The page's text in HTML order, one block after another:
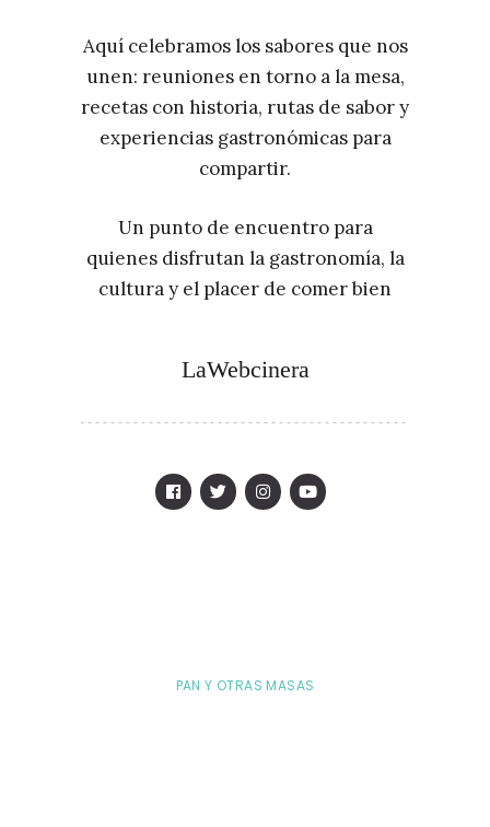
Aquí celebramos los sabores que nos
unen: reuniones en torno a la mesa,
recetas con historia, rutas de sabor y
experiencias gastronómicas para
compartir.
Un punto de encuentro para
quienes disfrutan la gastronomía, la
cultura y el placer de comer bien
LaWebcinera
PAN Y OTRAS MASAS